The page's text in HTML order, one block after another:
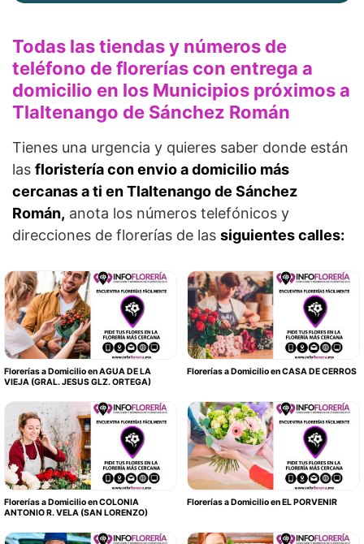
Todas las tiendas y números de
teléfono de florerías con entrega a
domicilio en los Municipios próximos a
Tlaltenango de Sánchez Román
Tienes una urgencia y quieres saber donde están
las floristería con envio a domicilio más
cercanas a ti en Tlaltenango de Sánchez
Román, anota los números telefónicos y
direcciones de florerías de las siguientes calles:
Florerías a Domicilio en AGUA DE LA
VIEJA (GRAL. JESUS GLZ. ORTEGA)
Florerías a Domicilio en CASA DE CERROS
Florerías a Domicilio en COLONIA
ANTONIO R. VELA (SAN LORENZO)
Florerías a Domicilio en EL PORVENIR